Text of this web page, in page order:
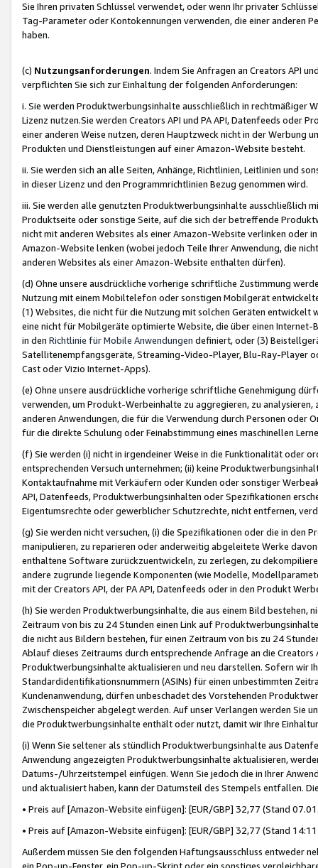
Sie Ihren privaten Schlüssel verwendet, oder wenn Ihr privater
Tag-Parameter oder Kontokennungen verwenden, die einer anderen
haben.
(c) Nutzungsanforderungen. Indem Sie Anfragen an Creators API
verpflichten Sie sich zur Einhaltung der folgenden Anforderungen:
i. Sie werden Produktwerbungsinhalte ausschließlich in rechtmäßiger
Lizenz nutzen.Sie werden Creators API und PA API, Datenfeeds oder
einer anderen Weise nutzen, deren Hauptzweck nicht in der Werbung
Produkten und Dienstleistungen auf einer Amazon-Website besteht.
ii. Sie werden sich an alle Seiten, Anhänge, Richtlinien, Leitlinien und
in dieser Lizenz und den Programmrichtlinien Bezug genommen wird.
iii. Sie werden alle genutzten Produktwerbungsinhalte ausschließlich
Produktseite oder sonstige Seite, auf die sich der betreffende
nicht mit anderen Websites als einer Amazon-Website verlinken oder
Amazon-Website lenken (wobei jedoch Teile Ihrer Anwendung, die
anderen Websites als einer Amazon-Website enthalten dürfen).
(d) Ohne unsere ausdrückliche vorherige schriftliche Zustimmung
Nutzung mit einem Mobiltelefon oder sonstigen Mobilgerät
(1) Websites, die nicht für die Nutzung mit solchen Geräten
eine nicht für Mobilgeräte optimierte Website, die über einen
in den Richtlinie für Mobile Anwendungen definiert, oder (3)
Satellitenempfangsgeräte, Streaming-Video-Player, Blu-Ray-Player
Cast oder Vizio Internet-Apps).
(e) Ohne unsere ausdrückliche vorherige schriftliche Genehmigung
verwenden, um Produkt-Werbeinhalte zu aggregieren, zu
anderen Anwendungen, die für die Verwendung durch Personen
für die direkte Schulung oder Feinabstimmung eines maschinellen
(f) Sie werden (i) nicht in irgendeiner Weise in die Funktionalität oder
entsprechenden Versuch unternehmen; (ii) keine
Kontaktaufnahme mit Verkäufern oder Kunden oder sonstiger
API, Datenfeeds, Produktwerbungsinhalten oder Spezifikationen
Eigentumsrechte oder gewerblicher Schutzrechte, nicht entfernen,
(g) Sie werden nicht versuchen, (i) die Spezifikationen oder die in
manipulieren, zu reparieren oder anderweitig abgeleitete Werke
enthaltene Software zurückzuentwickeln, zu zerlegen, zu
andere zugrunde liegende Komponenten (wie Modelle,
mit der Creators API, der PA API, Datenfeeds oder in den Produkt
(h) Sie werden Produktwerbungsinhalte, die aus einem Bild bestehen,
Zeitraum von bis zu 24 Stunden einen Link auf
die nicht aus Bildern bestehen, für einen Zeitraum von bis zu 24
Ablauf dieses Zeitraums durch entsprechende Anfrage an die
Produktwerbungsinhalte aktualisieren und neu darstellen. Sofern wir
Standardidentifikationsnummern (ASINs) für einen unbestimmten
Kundenanwendung, dürfen unbeschadet des Vorstehenden
Zwischenspeicher abgelegt werden. Auf unser Verlangen werden Sie
die Produktwerbungsinhalte enthält oder nutzt, damit wir Ihre
(i) Wenn Sie seltener als stündlich Produktwerbungsinhalte aus
Anwendung angezeigten Produktwerbungsinhalte aktualisieren,
Datums-/Uhrzeitstempel einfügen. Wenn Sie jedoch die in Ihrer
und aktualisiert haben, kann der Datumsteil des Stempels entfallen.
• Preis auf [Amazon-Website einfügen]: [EUR/GBP] 32,77 (Stand
• Preis auf [Amazon-Website einfügen]: [EUR/GBP] 32,77 (Stand
Außerdem müssen Sie den folgenden Haftungsausschluss entweder
ein Pop-up-Fenster, ein Pop-up-Skript oder ein sonstiges